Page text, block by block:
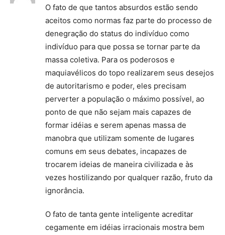
O fato de que tantos absurdos estão sendo
aceitos como normas faz parte do processo de
denegração do status do indivíduo como
indivíduo para que possa se tornar parte da
massa coletiva. Para os poderosos e
maquiavélicos do topo realizarem seus desejos
de autoritarismo e poder, eles precisam
perverter a população o máximo possível, ao
ponto de que não sejam mais capazes de
formar idéias e serem apenas massa de
manobra que utilizam somente de lugares
comuns em seus debates, incapazes de
trocarem ideias de maneira civilizada e às
vezes hostilizando por qualquer razão, fruto da
ignorância.
O fato de tanta gente inteligente acreditar
cegamente em idéias irracionais mostra bem